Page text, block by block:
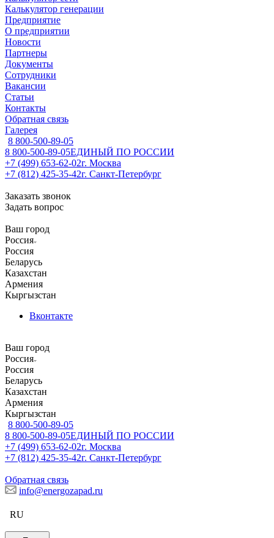
Калькулятор генерации
Предприятие
О предприятии
Новости
Партнеры
Документы
Сотрудники
Вакансии
Статьи
Контакты
Обратная связь
Галерея
8 800-500-89-05
8 800-500-89-05ЕДИНЫЙ ПО РОССИИ
+7 (499) 653-62-02г. Москва
+7 (812) 425-35-42г. Санкт-Петербург
Заказать звонок
Задать вопрос
Ваш город
Россия
Россия
Беларусь
Казахстан
Армения
Кыргызстан
Вконтакте
Ваш город
Россия
Россия
Беларусь
Казахстан
Армения
Кыргызстан
8 800-500-89-05
8 800-500-89-05ЕДИНЫЙ ПО РОССИИ
+7 (499) 653-62-02г. Москва
+7 (812) 425-35-42г. Санкт-Петербург
Обратная связь
info@energozapad.ru
RU